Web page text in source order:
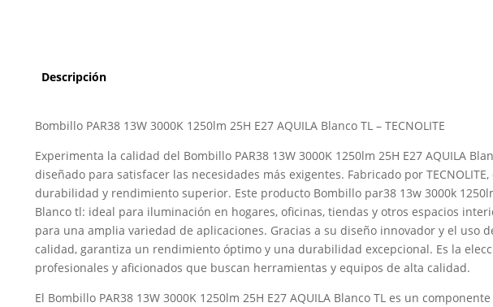
Descripción
Bombillo PAR38 13W 3000K 1250lm 25H E27 AQUILA Blanco TL – TECNOLITE
Experimenta la calidad del Bombillo PAR38 13W 3000K 1250lm 25H E27 AQUILA
diseñado para satisfacer las necesidades más exigentes. Fabricado por
durabilidad y rendimiento superior. Este producto Bombillo par38 13w 3000k
Blanco tl: ideal para iluminación en hogares, oficinas, tiendas y otros espacios
para una amplia variedad de aplicaciones. Gracias a su diseño innovador y el uso
calidad, garantiza un rendimiento óptimo y una durabilidad excepcional. Es la
profesionales y aficionados que buscan herramientas y equipos de alta calidad.
El Bombillo PAR38 13W 3000K 1250lm 25H E27 AQUILA Blanco TL es un